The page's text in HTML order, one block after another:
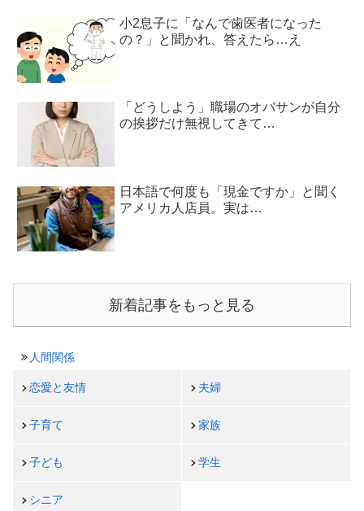
小2息子に「なんで歯医者になった
の？」と聞かれ、答えたら…え
「どうしよう」職場のオバサンが自分
の挨拶だけ無視してきて…
日本語で何度も「現金ですか」と聞く
アメリカ人店員。実は…
新着記事をもっと見る
人間関係
恋愛と友情 夫婦
子育て 家族
子ども 学生
シニア